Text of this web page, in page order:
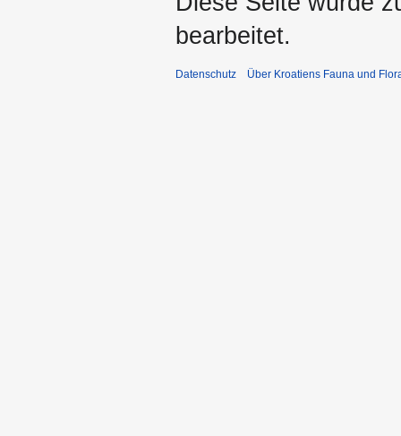
bearbeitet.
Datenschutz Über Kroatiens Fauna und